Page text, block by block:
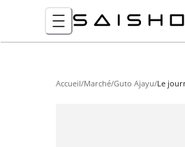
Accueil/Marché/Guto Ajayu/Le